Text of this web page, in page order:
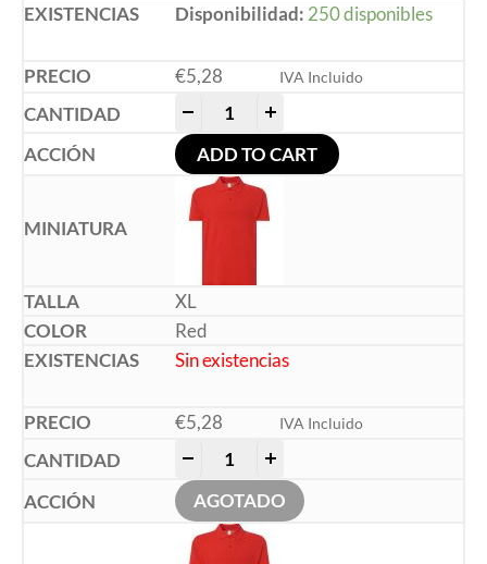
Disponibilidad: 250 disponibles
€5,28 IVA Incluido
ADD TO CART
XL
Red
Sin existencias
€5,28 IVA Incluido
AGOTADO